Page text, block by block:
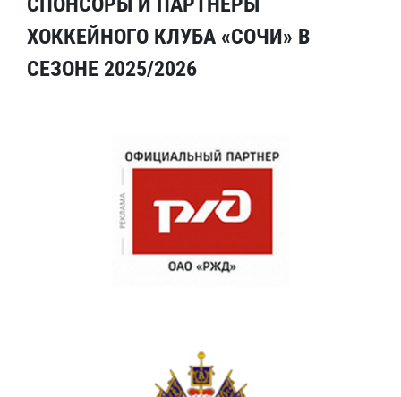
ХОККЕЙНОГО КЛУБА «СОЧИ» В
СЕЗОНЕ 2025/2026